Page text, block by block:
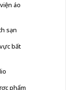
áo
sạn
bất
phẩm